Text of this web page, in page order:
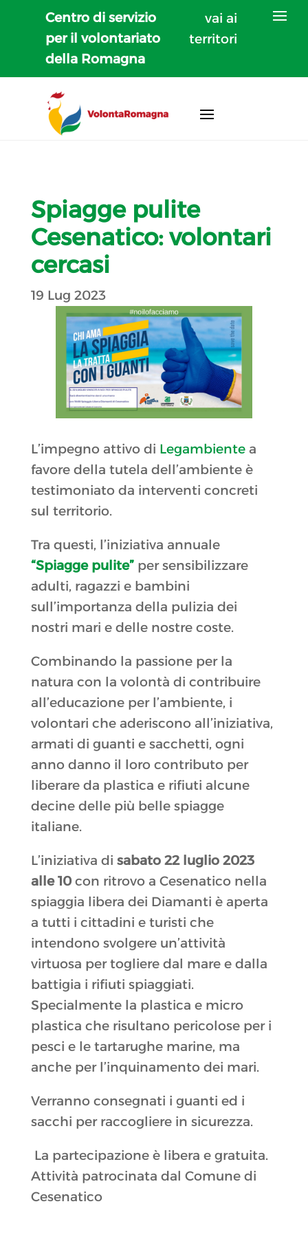
Centro di servizio
per il volontariato
della Romagna
vai ai
territori
Spiagge pulite
Cesenatico: volontari
cercasi
19 Lug 2023
L’impegno attivo di Legambientea
favore della tutela dell’ambiente è
testimoniato da interventi concreti
sul territorio.
Tra questi, l’iniziativa annuale
“Spiagge pulite” per sensibilizzare
adulti, ragazzi e bambini
sull’importanza della pulizia dei
nostri mari e delle nostre coste.
Combinando la passione per la
natura con la volontà di contribuire
all’educazione per l’ambiente, i
volontari che aderiscono all’iniziativa,
armati di guanti e sacchetti, ogni
anno danno il loro contributo per
liberare da plastica e rifiuti alcune
decine delle più belle spiagge
italiane.
L’iniziativa di sabato 22 luglio 2023
alle 10con ritrovo a Cesenatico nella
spiaggia libera dei Diamanti è aperta
a tutti i cittadini e turisti che
intendono svolgere un’attività
virtuosa per togliere dal mare e dalla
battigia i rifiuti spiaggiati.
Specialmente la plastica e micro
plastica che risultano pericolose per i
pesci e le tartarughe marine, ma
anche per l’inquinamento dei mari.
Verranno consegnati i guanti ed i
sacchi per raccogliere in sicurezza.
La partecipazione è libera e gratuita.
Attività patrocinata dal Comune di
Cesenatico